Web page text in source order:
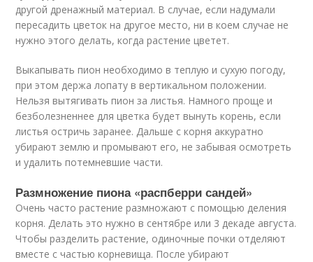
другой дренажный материал. В случае, если надумали
пересадить цветок на другое место, ни в коем случае не
нужно этого делать, когда растение цветет.
Выкапывать пион необходимо в теплую и сухую погоду,
при этом держа лопату в вертикальном положении.
Нельзя вытягивать пион за листья. Намного проще и
безболезненнее для цветка будет вынуть корень, если
листья остричь заранее. Дальше с корня аккуратно
убирают землю и промывают его, не забывая осмотреть
и удалить потемневшие части.
Размножение пиона «распберри сандей»
Очень часто растение размножают с помощью деления
корня. Делать это нужно в сентябре или 3 декаде августа.
Чтобы разделить растение, одиночные почки отделяют
вместе с частью корневища. После убирают